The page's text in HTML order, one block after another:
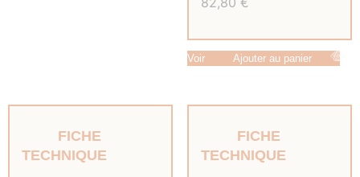
Voir Ajouter au panier
FICHE
TECHNIQUE
FICHE
TECHNIQUE